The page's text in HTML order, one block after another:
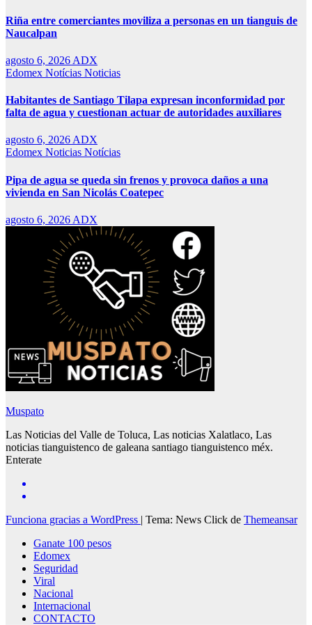
Riña entre comerciantes moviliza a personas en un tianguis de
Naucalpan
agosto 6, 2026 ADX
Edomex Notícias Noticias
Habitantes de Santiago Tilapa expresan inconformidad por
falta de agua y cuestionan actuar de autoridades auxiliares
agosto 6, 2026 ADX
Edomex Noticias Notícias
Pipa de agua se queda sin frenos y provoca daños a una
vivienda en San Nicolás Coatepec
agosto 6, 2026 ADX
Muspato
Las Noticias del Valle de Toluca, Las noticias Xalatlaco, Las
noticias tianguistenco de galeana santiago tianguistenco méx.
Enterate
Funciona gracias a WordPress | Tema: News Click de Themeansar
Ganate 100 pesos
Edomex
Seguridad
Viral
Nacional
Internacional
CONTACTO